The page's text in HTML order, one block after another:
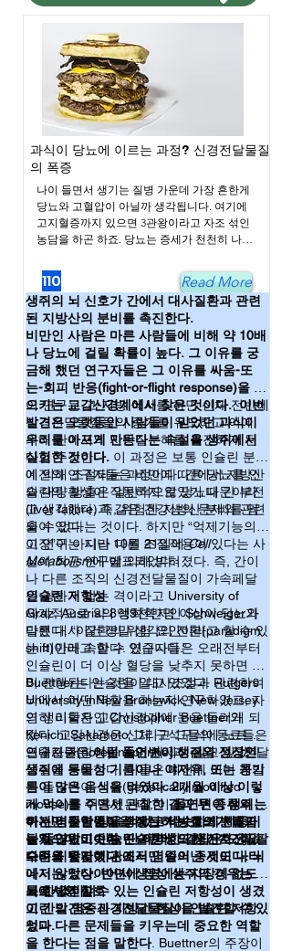
과식이 당뇨에 이르는 과정? 신경전달물질
의 폭증
나이 들면서 생기는 질병 가운데 가장 흔한게
당뇨와 고혈압이 아닐까 생각됩니다. 여기에
고지혈증까지 있으면 3관왕이라고 자조 섞인
농담을 하곤 하죠. 당뇨는 증세가 천천히 나타
이나 심혈관계 질환에 비해 심각하게 생각하
지 않는 경향이 있는데 사실은 정말 조심해야
하는 질병이고 삶의 질과 생명에 큰 영향을 줄
수 있는 병입니다. 그런데 경험상 당뇨가 오는
과정을 보면 비만이 아니더라도 과하게 고기
나 술 그리고 달콤한 음식들을 과식을 하거나
스트레스를 받는 상황에서 갑자기 당뇨가 시
작되는 경우를 많이 봤습니다. 일반적인 교과
서에서 설명하기를 신체내 혈당을 높게 유지
하면 자연히 포도당 내성(glucose tolerance)
이 생기고 신체의 혈당 설정값이 바뀌면서 높
은 혈당에 익숙해지고, 이 시기가 길어지면 인
슐린에 잘 반응하지 않는 인슐린 저항성
(insulin resistance)으로 이어진다고 했던 것 같
습니다. 하지만 그 자세한 과정은 설명되지 않
는 것으로 알고 있습니다.
이번에 소개할 논문은 교감신경의 과도한 활
성화가 과식과 당뇨를 연결하는 고리 역할을
한다는 논문입니다. 아드레날린 호르몬들의
합성에 중요한 역할을 담당하는 tyrosine
hydroxyrase를 부분 결손시켜 억제할 경우 과
식에 의한 지방간이나 혈액내 지방산 증가가
일어나지 않은 것입니다. 물론 이 돌연변이 생
쥐는 몸 전체에서 유전자를 변형시킨 것이 아
니고 교감신경의 말단에서 노르에피네프린 또
는 에피네프린의 생성이 억제된 생쥐이고, 중
추신경계에는 영향을 주지는 않았습니다. 아
직 기전을 다 설명하지는 못했지만 이 논문의
결과만 놓고 보면 고지방식품의 과식은 교감
신경의 장기간 과도한 활성화를 일으키고 그
결과 인슐린 저항성이 생긴다는 것입니다. 이
는 어쩌면 그 동안 스트레스에 의한 당뇨병의
발병을, 스트레스에 의해 증가된 혈당량때문
이라고 알고 있던 기존의 의견을 다시 생각하
게 하는 연구 결과입니다.  자세한 기전이 다
밝혀지지는 않았서도 이런 자율신경계의 잘못
된 조절이 여러 질환의 원인 된다는 것은 이미
여러 차례 언급된 바가 있습니다(Topic No.
085, 087). 결국 우리의 마음가짐과 세상을 보
는 태도가 건강에도 영향을 미칠 수 밖에 없다
는 생각이 드는군요.
110 Read More
생쥐의 뇌 신호가 간에서 대사질환과 관련
된 지방산의 분비를 촉진한다.
비만인 사람은 마른 사람들에 비해 약 10배
나 당뇨에 걸릴 확률이 높다. 그 이유를 궁
금해 했던 연구자들은 그 이유를 싸움-또
는-회피 반응(fight-or-flight response)을 일
으키는 교감신경계에서 찾은 것이다. 이번
발견은 오랫동안 사람들이 믿었던 과식이
우리를 아프게 만든다는 속설을 생쥐에서
실험한 것이다.
이 연구는 고-지방 식사를 하면 신체 전반에
신경전달물질들의 증가를 유도하고 이에
의해 간에서의 지방질분해를 촉진하게 된
다고 주장한다. 이 과정은 보통 인슐린 분비
에 의해 조절되는 과정이다. 간에서 지방산
의 대량 방출은 일반적으로 당뇨나 간 부전
(liver failure)과 같은 건강상의 문제와 관련
되어 있다.
예전의 연구자들은 비만에 따른 당뇨를 인
슐린의 활성이 작동하지 않았기 때문이라
고 생각했다. 즉, 위험한 지방산 분비를 멈
출 수 없다는 것이다. 하지만 “억제기능의
고장”이 아니라 다른 조절작용이 있다는 사
실이 최근 연구에 의해 밝혀졌다. 즉, 간이
나 다른 조직의 신경전달물질이 가속페달
을 강하게 밟는 격이라고 University of
Graz, Austria의 생화학자인 Schweiger가
말했다. “이건 정말 생각의 전환(paradigm
shift)이라고 할 수 있습니다.”
이 연구는 지난 10월 21일에Cell
Metabolism에 발표되었다.
인슐린 저항성
세계적으로 약 8억9천만명 이상이 당뇨와
다른 대사 질환의 위험 요인이라고 할 수 있
는 비만에 속한다. 연구자들은 오래전부터
인슐린이 더 이상 혈당을 낮추지 못하면 병
이 진행된다는 것을 알고 있었다. Rutgers
University inNew Brunswick, New Jersey
의 생리학자인 Christopher Buettner와
Kenichi Sakamoto 그리고 그들의 동료들은
인슐린 저항성을 좀더 자세히 알고 싶었다.
Buettner는 인슐린이 대사조절과 관련하여
뇌에서 어떤 역할을 하는지 연구하였고, 자
연히 이들은 교감신경계에 눈을 돌리게 되
었다. 교감신경은 신체 구석구석에 노르에
프네프린(norepinephrine]과 같은 신경전달
물질을 분비한다. 이들은 예전에 이미 개발
된 돌연변이 생쥐(genetically modified
mouse)를 이용했는데, 이돌연변이 생쥐는
이 신경전달물질을 생산하는 효소가 결핍
된 돌연변이이며, 단 이러한 결핍은 오직 팔
다리와 몇몇 기관에서만 일어난 것이다. 뇌
에서는 정상이어서 생명에는 지장이 없도
록 한 것이다.
연구자들은이런 돌연변이 생쥐와 정상인
생쥐에 동물성 기름이나 야자유, 또는 콩기
름이 많은 음식을 먹였다. 2개월 이상 이렇
게 먹이를 주면서 관찰한 결과 두 종류의 생
쥐는 비슷한 양을 먹었고 비슷하게 체중이
늘었으며 비슷한 인슐린에 의한 신호전달
수준을 유지했다.
하지만 돌연변이 생쥐는 지방질의 분해가
늘지 않았고 인슐린 저항성도 생기지 않았
으며 지방간이나 조직 염증의 증세도 나타
나지 않았다. 반면에 정상 생쥐의 경우는 당
뇨로 발전할 수 있는 인슐린 저항성이 생겼
고 간의 염증과 지방간 현상을 발견할 수 있
었다.
뇌에서의 신호
이런 발견은 신경전달물질이 인슐린 저항
성과 다른 문제들을 키우는데 중요한 역할
을 한다는 점을 말한다. Buettner의 주장이